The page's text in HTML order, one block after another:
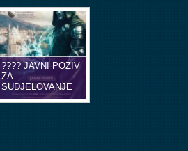
???? JAVNI POZIV
ZA
SUDJELOVANJE
NA EDUKACIJSKIM